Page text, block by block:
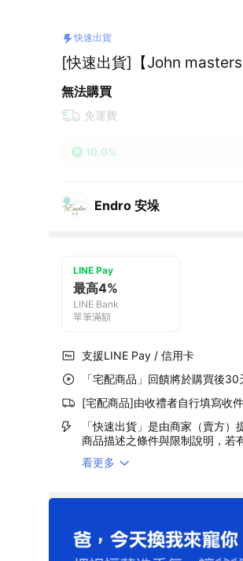
快速出貨
[快速出貨]【John
無法購買
免運費
10.0%
Endro 安垛
LINE Pay
最高4%
LINE Bank
單筆滿額
支援LINE Pay / 信用卡
「宅配商品」回饋將於購買後
[宅配商品]由收禮者自行填寫收
「快速出貨」是由商家（賣方
商品描述之條件與限制說明，若
看更多